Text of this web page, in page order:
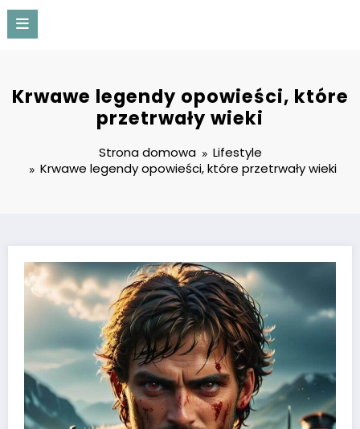
Przejdź
treści
Krwawe legendy opowieści, które
przetrwały wieki
Strona domowa
Lifestyle
Krwawe legendy opowieści, które przetrwały wieki